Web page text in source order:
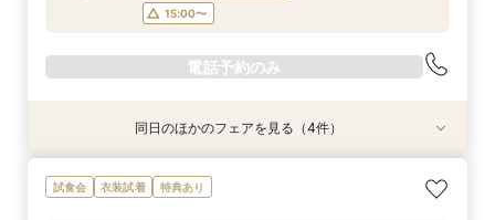
15:00〜
電話予約のみ
特典あり
【10名～におすすめ*少人数W】挙式×会食プラ
ン×おもてなし体験
衣装試着 特典あり
【大切な家族のペットと一緒に】限定特典付*
ペットW安心相談会
衣装試着 特典あり
＜初めての式場見学＞心躍る花嫁の第一歩♪ゆっ
たり相談＆見学会
【遠方の方◎オンライン相談会】スマホで簡単！
豪華5大特典付き
同日のほかのフェアを見る（4件）
試食会 衣装試着 特典あり